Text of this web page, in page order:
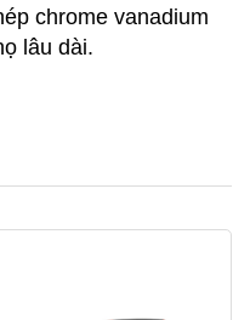
chrome vanadium
lâu dài.